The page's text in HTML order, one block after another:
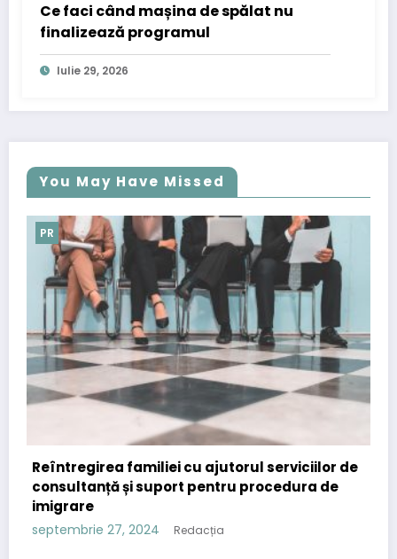
Ce faci când mașina de spălat nu
finalizează programul
Iulie 29, 2026
You May Have Missed
cu ajutorul serviciilor de
pentru procedura de
Redacția
PR
Importanța
strategia de content